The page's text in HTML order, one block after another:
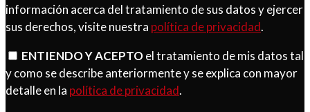
información acerca del tratamiento de sus datos y ejercer
sus derechos, visite nuestra política de privacidad.
ENTIENDO Y ACEPTOel tratamiento de mis datos tal
y como se describe anteriormente y se explica con mayor
detalle en la política de privacidad.